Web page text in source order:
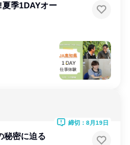
夏季1DAYオー
秘密に迫る
締切：8月19日